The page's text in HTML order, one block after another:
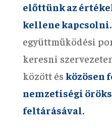
előttünk az
kellene kapcsolni.
együttműködési
keresni
között és közösen
nemzetiségi
feltárásával.